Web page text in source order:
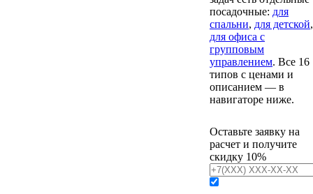
посадочные: для
спальни, для детской,
для офиса с
групповым
управлением. Все 16
типов с ценами и
описанием — в
навигаторе ниже.
Оставьте заявку на
расчет и получите
скидку 10%